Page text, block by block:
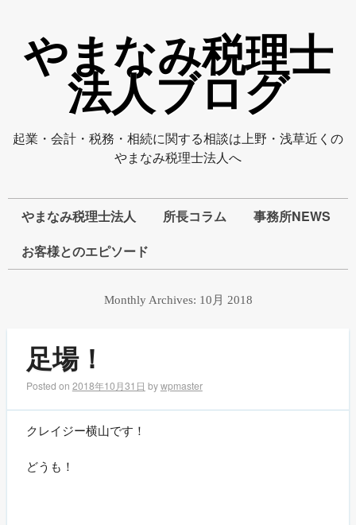
やまなみ税理士
法人ブログ
起業・会計・税務・相続に関する相談は上野・浅草近くの
やまなみ税理士法人へ
やまなみ税理士法人 所長コラム
事務所NEWS
お客様とのエピソード
Monthly Archives: 10月 2018
足場！
Posted on 2018年10月31日 bywpmaster
クレイジー横山です！
どうも！